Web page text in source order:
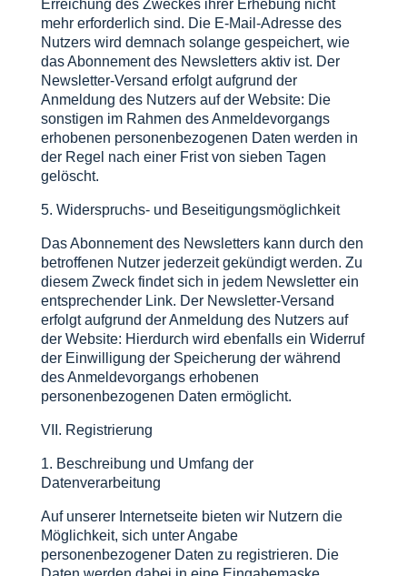
Erreichung des Zweckes ihrer Erhebung nicht
mehr erforderlich sind. Die E-Mail-Adresse des
Nutzers wird demnach solange gespeichert, wie
das Abonnement des Newsletters aktiv ist. Der
Newsletter-Versand erfolgt aufgrund der
Anmeldung des Nutzers auf der Website: Die
sonstigen im Rahmen des Anmeldevorgangs
erhobenen personenbezogenen Daten werden in
der Regel nach einer Frist von sieben Tagen
gelöscht.
5. Widerspruchs- und Beseitigungsmöglichkeit
Das Abonnement des Newsletters kann durch den
betroffenen Nutzer jederzeit gekündigt werden. Zu
diesem Zweck findet sich in jedem Newsletter ein
entsprechender Link. Der Newsletter-Versand
erfolgt aufgrund der Anmeldung des Nutzers auf
der Website: Hierdurch wird ebenfalls ein Widerruf
der Einwilligung der Speicherung der während
des Anmeldevorgangs erhobenen
personenbezogenen Daten ermöglicht.
VII. Registrierung
1. Beschreibung und Umfang der
Datenverarbeitung
Auf unserer Internetseite bieten wir Nutzern die
Möglichkeit, sich unter Angabe
personenbezogener Daten zu registrieren. Die